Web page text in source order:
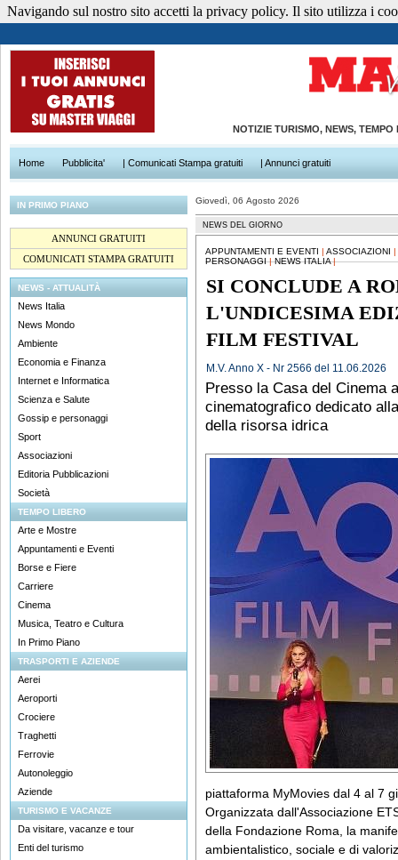
NOTIZIE TURISMO, NEWS,
Home Pubblicita' | Comunicati Stampa gratuiti | Annunci gratuiti
IN PRIMO PIANO
ANNUNCI GRATUITI
COMUNICATI STAMPA GRATUITI
NEWS - ATTUALITÀ
News Italia
News Mondo
Ambiente
Economia e Finanza
Internet e Informatica
Scienza e Salute
Gossip e personaggi
Sport
Associazioni
Editoria Pubblicazioni
Società
TEMPO LIBERO
Arte e Mostre
Appuntamenti e Eventi
Borse e Fiere
Carriere
Cinema
Musica, Teatro e Cultura
In Primo Piano
TRASPORTI E AZIENDE
Aerei
Aeroporti
Crociere
Traghetti
Ferrovie
Autonoleggio
Aziende
TURISMO E VACANZE
Da visitare, vacanze e tour
Enti del turismo
Giovedì, 06 Agosto 2026
NEWS DEL GIORNO
APPUNTAMENTI E EVENTI | ASSOCIAZIONI |
PERSONAGGI|NEWS ITALIA|
SI CONCLUDE A
L'UNDICESIMA
FILM FESTIVAL
M.V. Anno X - Nr 2566 del 11.06.2026
Presso la Casa del Cinema
cinematografico dedicato
della risorsa idrica
piattaforma MyMovies dal 4 al 7
Organizzata dall'Associazione
della Fondazione Roma, la
ambientalistico, sociale e di
Navigando sul nostro sito accetti la privacy policy. Il sito utilizza i